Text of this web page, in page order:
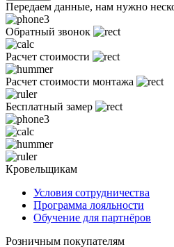
Передаем данные, нам нужно
Обратный звонок
Расчет стоимости
Расчет стоимости монтажа
Бесплатный замер
Кровельщикам
Условия сотрудничества
Программа лояльности
Обучение для партнёров
Розничным покупателям